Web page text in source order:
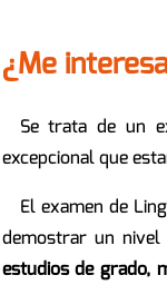
¿Me
Se trata de un
excepcional que
El examen de
demostrar un nivel
estudios de grado,